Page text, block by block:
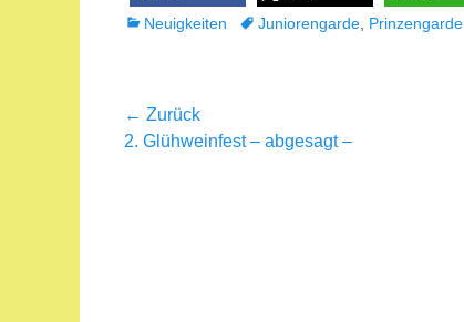
Neuigkeiten Juniorengarde Prinzengarde
← Zurück
2. Glühweinfest – abgesagt –